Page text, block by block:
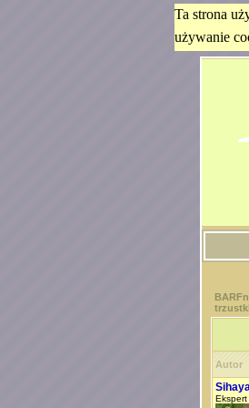
Ta strona
używanie
trzustki
Autor
Ekspert